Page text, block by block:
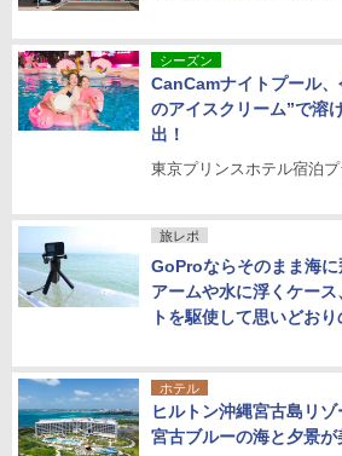
シーズン
CanCamナイトプール
のアイスクリーム”で溶
出！
東京プリンスホテル宿泊プ
旅レポ
GoProならそのまま海
アームや水に浮くケー
トを駆使して思いどお
ホテル
ヒルトン沖縄宮古島リゾ
宮古ブルーの海と夕景